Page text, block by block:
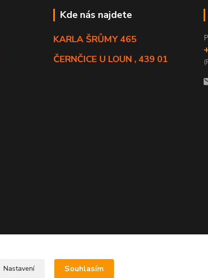
Kde nás najdete
KARLA ŠRŮMY 465
ČERNČICE U LOUN , 439 01
Nastavení Souhlasím